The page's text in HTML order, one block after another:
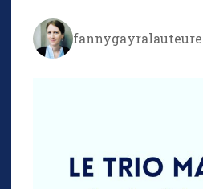
fannygayralauteure